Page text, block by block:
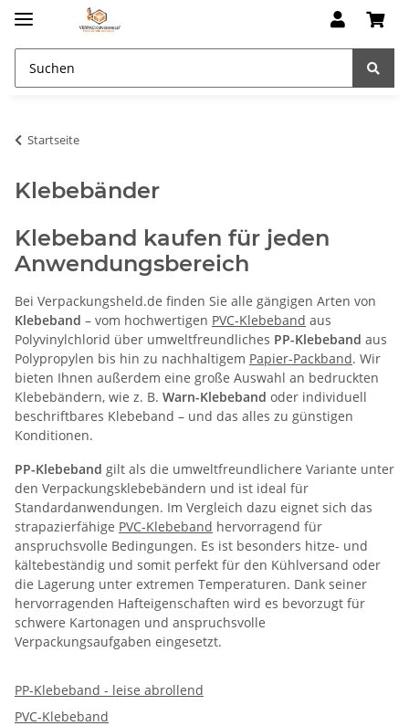
Startseite
Klebebänder
Klebeband kaufen für jeden
Anwendungsbereich
Bei Verpackungsheld.de finden Sie alle gängigen Arten von
Klebeband – vom hochwertigen PVC-Klebeband aus
Polyvinylchlorid über umweltfreundliches PP-Klebeband aus
Polypropylen bis hin zu nachhaltigem Papier-Packband. Wir
bieten Ihnen außerdem eine große Auswahl an bedruckten
Klebebändern, wie z. B. Warn-Klebeband oder individuell
beschriftbares Klebeband – und das alles zu günstigen
Konditionen.
PP-Klebeband gilt als die umweltfreundlichere Variante unter
den Verpackungsklebebändern und ist ideal für
Standardanwendungen. Im Vergleich dazu eignet sich das
strapazierfähige PVC-Klebeband hervorragend für
anspruchsvolle Bedingungen. Es ist besonders hitze- und
kältebeständig und somit perfekt für den Kühlversand oder
die Lagerung unter extremen Temperaturen. Dank seiner
hervorragenden Hafteigenschaften wird es bevorzugt für
schwere Kartonagen und anspruchsvolle
Verpackungsaufgaben eingesetzt.
PP-Klebeband - leise abrollend
PVC-Klebeband